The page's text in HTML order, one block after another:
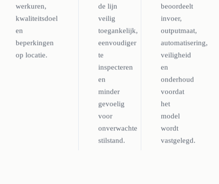
werkuren,
kwaliteitsdoel
en
beperkingen
op locatie.
de lijn
veilig
toegankelijk,
eenvoudiger
te
inspecteren
en
minder
gevoelig
voor
onverwachte
stilstand.
beoordeelt
invoer,
outputmaat,
automatisering,
veiligheid
en
onderhoud
voordat
het
model
wordt
vastgelegd.